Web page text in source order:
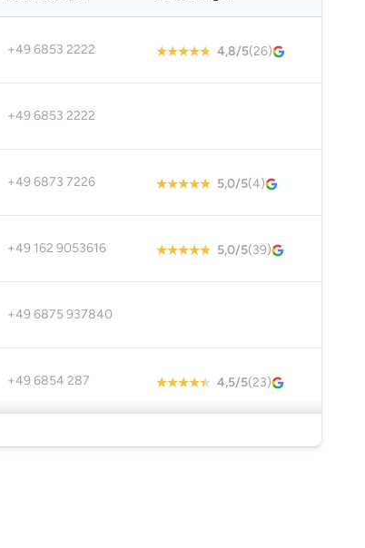
+49 6853 2222 4,8/5(26)
+49 6853 2222
+49 6873 7226 5,0/5(4)
+49 162 9053616 5,0/5(39)
+49 6875 937840
+49 6854 287 4,5/5(23)